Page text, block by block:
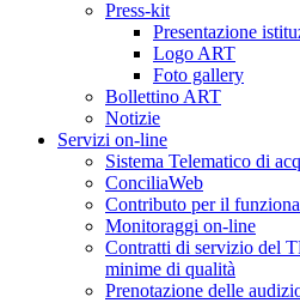
Press-kit
Presentazione
Logo ART
Foto gallery
Bollettino ART
Notizie
Servizi on-line
Sistema Telematico di
ConciliaWeb
Contributo per il
Monitoraggi on-line
Contratti di servizio del
minime di qualità
Prenotazione delle